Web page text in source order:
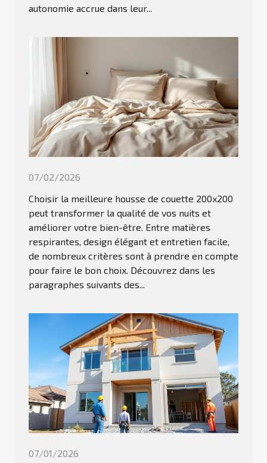
autonomie accrue dans leur...
07/02/2026
Choisir la meilleure housse de couette 200x200
peut transformer la qualité de vos nuits et
améliorer votre bien-être. Entre matières
respirantes, design élégant et entretien facile,
de nombreux critères sont à prendre en compte
pour faire le bon choix. Découvrez dans les
paragraphes suivants des...
07/01/2026